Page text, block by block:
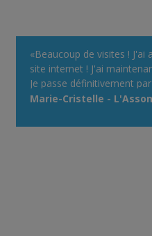
«Beaucoup de visites !
site internet ! J'ai
Je passe définitivement
Marie-Cristelle -